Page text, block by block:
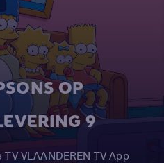
OP
9
VLAANDEREN TV App